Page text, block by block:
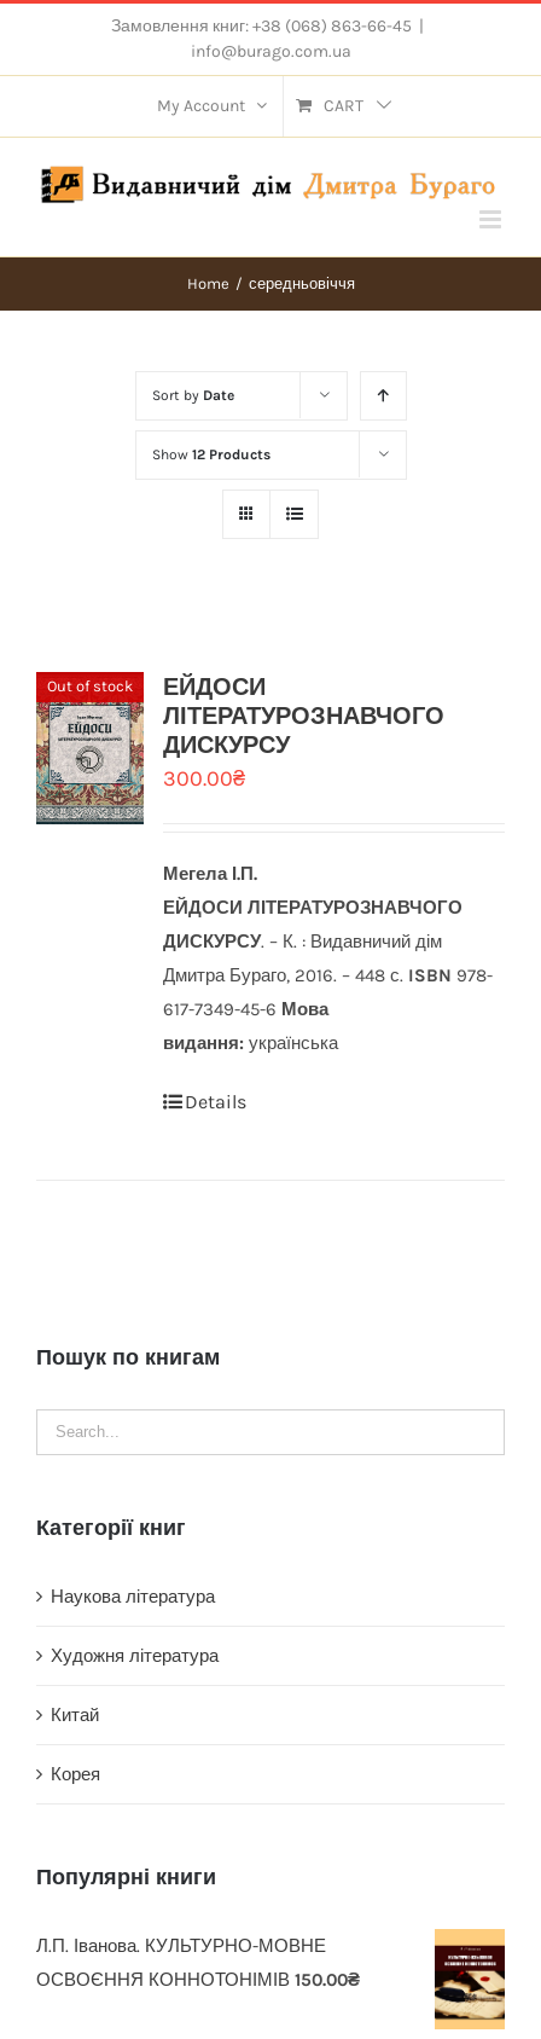
content
Замовлення книг: +38 (068) 863-66-45 |
info@burago.com.ua
My Account CART
Home / середньовіччя
Sort by Date
Show 12 Products
Out of stock
ЕЙДОСИ
ЛІТЕРАТУРОЗНАВЧОГО
ДИСКУРСУ
300.00₴
Мегела І.П.
ЕЙДОСИ ЛІТЕРАТУРОЗНАВЧОГО
ДИСКУРСУ. – К. : Видавничий дім
Дмитра Бураго, 2016. – 448 с. ISBN 978-
617-7349-45-6 Мова
видання: українська
Details
Пошук по книгам
Категорії книг
Наукова література
Художня література
Китай
Корея
Популярні книги
Л.П. Іванова. КУЛЬТУРНО-МОВНЕ
ОСВОЄННЯ КОННОТОНІМІВ 150.00₴